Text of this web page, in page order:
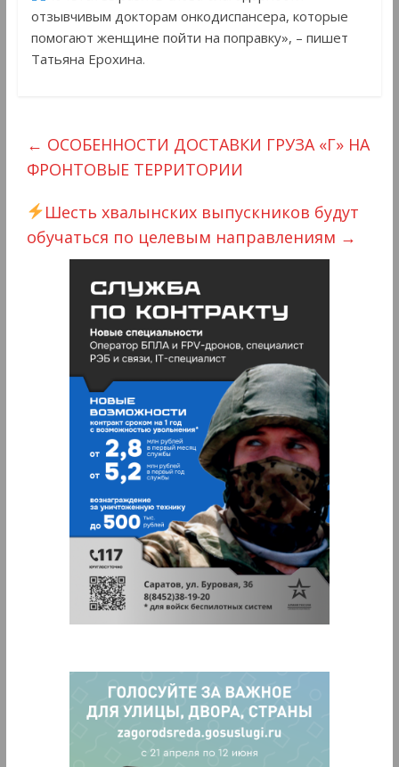
отзывчивым докторам онкодиспансера, которые
помогают женщине пойти на поправку», – пишет
Татьяна Ерохина.
← ОСОБЕННОСТИ ДОСТАВКИ ГРУЗА «Г» НА
ФРОНТОВЫЕ ТЕРРИТОРИИ
Шесть хвалынских выпускников будут
обучаться по целевым направлениям →